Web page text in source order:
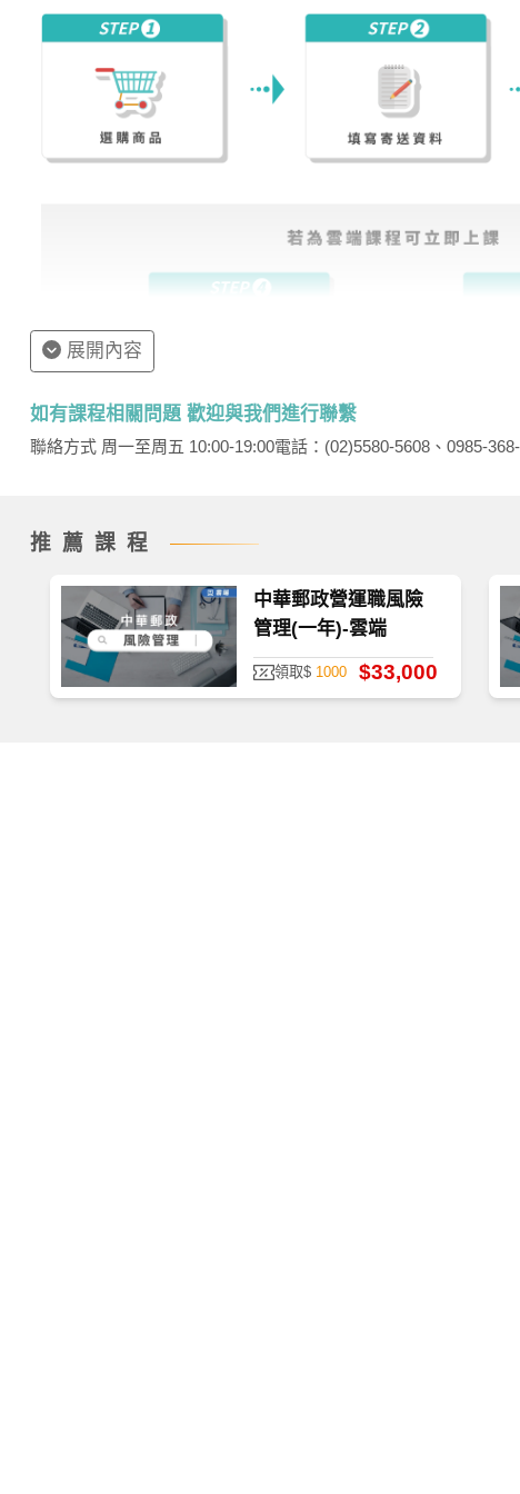
如何查看課程
首次使用，請至TKBTV 下載並安裝「課程播放器」。
展開內容
如有課程相關問題 歡迎與我們進行聯繫
聯絡方式 周一至周五 10:00-19:00電話：(02)5580-5608、0985-
推薦課程
中華郵政營運職風險
管理(一年)-雲端
領取$ 1000 $33,000